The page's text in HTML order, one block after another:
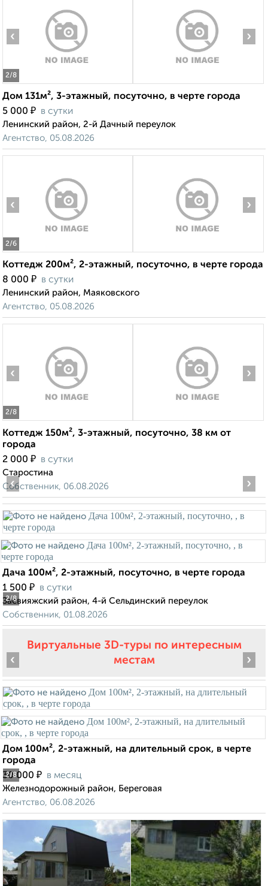
2/8
‹ ›
Дом 131м², 3-этажный, посуточно, в черте города
5 000 ₽ в сутки
Ленинский район, 2-й Дачный переулок
Агентство, 05.08.2026
2/6
‹ ›
Коттедж 200м², 2-этажный, посуточно, в черте города
8 000 ₽ в сутки
Ленинский район, Маяковского
Агентство, 05.08.2026
2/8
‹ ›
Коттедж 150м², 3-этажный, посуточно, 38 км от
города
2 000 ₽ в сутки
Старостина
Собственник, 06.08.2026
2/8
‹ ›
Дача 100м², 2-этажный, посуточно, в черте города
1 500 ₽ в сутки
Засвияжский район, 4-й Сельдинский переулок
Собственник, 01.08.2026
Виртуальные 3D-туры по интересным
местам
2/8
‹ ›
Дом 100м², 2-этажный, на длительный срок, в черте
города
30 000 ₽ в месяц
Железнодорожный район, Береговая
Агентство, 06.08.2026